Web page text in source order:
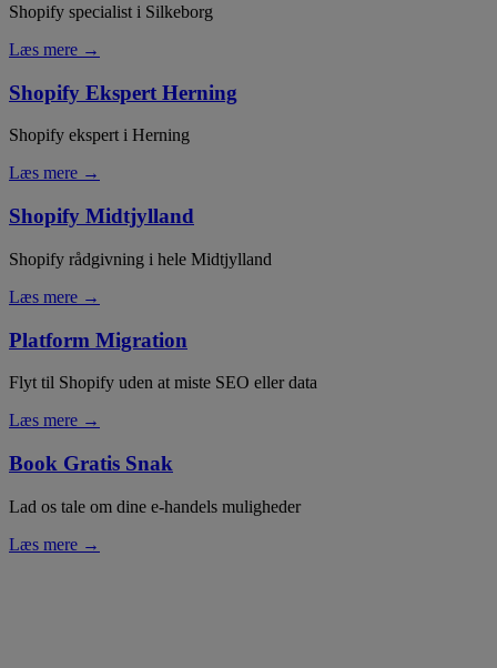
Shopify specialist i Silkeborg
Læs mere →
Shopify Ekspert Herning
Shopify ekspert i Herning
Læs mere →
Shopify Midtjylland
Shopify rådgivning i hele Midtjylland
Læs mere →
Platform Migration
Flyt til Shopify uden at miste SEO eller data
Læs mere →
Book Gratis Snak
Lad os tale om dine e-handels muligheder
Læs mere →